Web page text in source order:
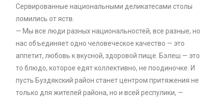
Сервированные национальными деликатесами столы
ломились от яств.
— Мы все люди разных национальностей, все разные, но
нас объединяет одно человеческое качество — это
аппетит, любовь к вкусной, здоровой пище. Бэлеш — это
то блюдо, которое едят коллективно, не поодиночке. И
пусть Буздякский район станет центром притяжения не
только для жителей района, но и всей респулики, —